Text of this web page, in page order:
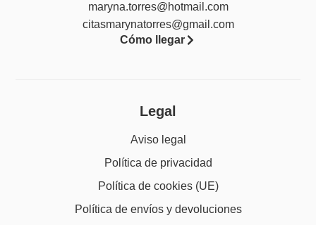
maryna.torres@hotmail.com
citasmarynatorres@gmail.com
Cómo llegar
Legal
Aviso legal
Política de privacidad
Política de cookies (UE)
Política de envíos y devoluciones